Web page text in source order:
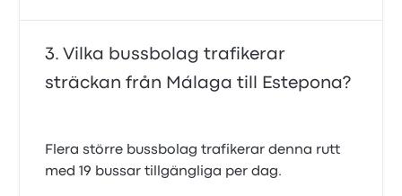
Vilka bussbolag trafikerar
sträckan från Málaga till Estepona?
Flera större bussbolag trafikerar denna rutt
med 19 bussar tillgängliga per dag.